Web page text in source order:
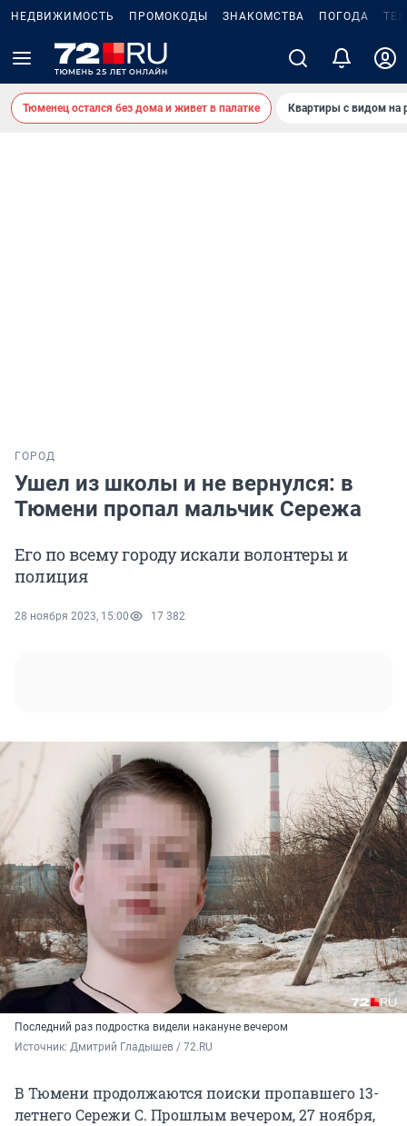
НЕДВИЖИМОСТЬ ПРОМОКОДЫ ЗНАКОМСТВА ПОГОДА
Тюменец остался без дома и живет в палатке Квартиры с видом на
ГОРОД
Ушел из школы и не вернулся: в
Тюмени пропал мальчик Сережа
Его по всему городу искали волонтеры и
полиция
28 ноября 2023, 15:00 17 382
Последний раз подростка видели накануне вечером
Источник: Дмитрий Гладышев / 72.RU
В Тюмени продолжаются поиски пропавшего 13-
летнего Сережи С. Прошлым вечером, 27 ноября,